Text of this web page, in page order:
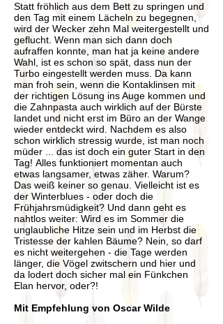
Statt fröhlich aus dem Bett zu springen und
den Tag mit einem Lächeln zu begegnen,
wird der Wecker zehn Mal weitergestellt und
geflucht. Wenn man sich dann doch
aufraffen konnte, man hat ja keine andere
Wahl, ist es schon so spät, dass nun der
Turbo eingestellt werden muss. Da kann
man froh sein, wenn die Kontaklinsen mit
der richtigen Lösung ins Auge kommen und
die Zahnpasta auch wirklich auf der Bürste
landet und nicht erst im Büro an der Wange
wieder entdeckt wird. Nachdem es also
schon wirklich stressig wurde, ist man noch
müder ... das ist doch ein guter Start in den
Tag! Alles funktioniert momentan auch
etwas langsamer, etwas zäher. Warum?
Das weiß keiner so genau. Vielleicht ist es
der Winterblues - oder doch die
Frühjahrsmüdigkeit? Und dann geht es
nahtlos weiter: Wird es im Sommer die
unglaubliche Hitze sein und im Herbst die
Tristesse der kahlen Bäume? Nein, so darf
es nicht weitergehen - die Tage werden
länger, die Vögel zwitschern und hier und
da lodert doch sicher mal ein Fünkchen
Elan hervor, oder?!
Mit Empfehlung von Oscar Wilde